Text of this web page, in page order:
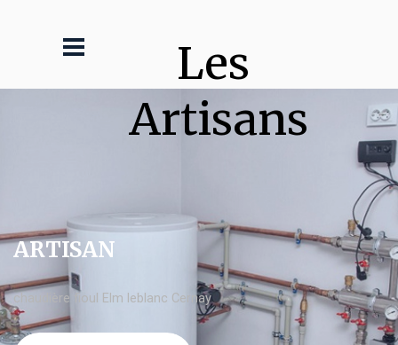
Les
Artisans
ARTISAN
chaudière fioul Elm leblanc Cernay